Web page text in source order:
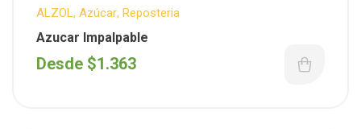
ALZOL , Azúcar, Reposteria
Azucar Impalpable
Desde $1.363